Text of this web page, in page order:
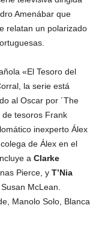
Amenábar que
relatan un polarizado
«El Tesoro del
la serie está
al Oscar por ´The
de tesoros Frank
inexperto Álex
de Álex en el
a Clarke
Pierce, y T’Nia
McLean.
Manolo Solo, Blanca